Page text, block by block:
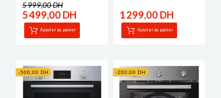
5 999,00 DH
5 499,00 DH
Ajouter au panier
1 299,00 DH
Ajouter au panier
-500,00 DH -200,00 DH